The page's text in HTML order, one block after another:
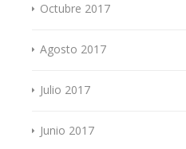
Octubre 2017
Agosto 2017
Julio 2017
Junio 2017